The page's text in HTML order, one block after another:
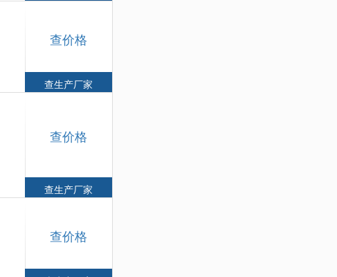
查价格
查生产厂家
查价格
查生产厂家
查价格